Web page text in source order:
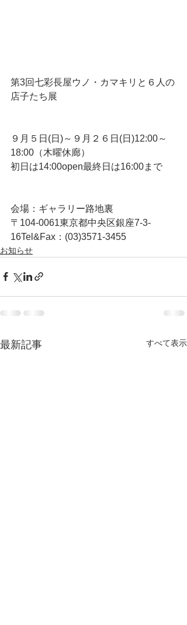
第3回七彩長屋ウノ・カマキリと６人の
店子たち展
９月５日(日)～９月２６日(日)12:00～
18:00（木曜休廊）
初日は14:00open最終日は16:00まで
会場：ギャラリー路地裏
〒104-0061東京都中央区銀座7-3-
16Tel&Fax：(03)3571-3455
お知らせ
最新記事 すべて表示